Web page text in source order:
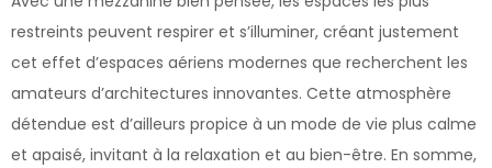
restreints peuvent respirer et s’illuminer, créant justement
cet effet d’espaces aériens modernes que recherchent les
amateurs d’architectures innovantes. Cette atmosphère
détendue est d’ailleurs propice à un mode de vie plus calme
et apaisé, invitant à la relaxation et au bien-être. En somme,